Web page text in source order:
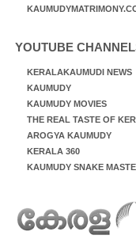
YOUTUBE
KERALAKAUMUDI NEWS
KAUMUDY
KAUMUDY MOVIES
THE REAL TASTE OF
AROGYA KAUMUDY
KERALA 360
KAUMUDY SNAKE